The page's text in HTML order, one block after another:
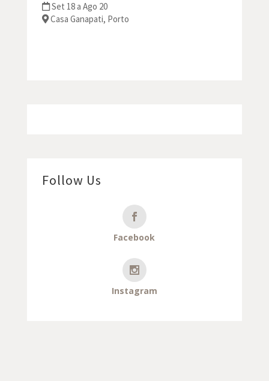
Set 18 a Ago 20
Casa Ganapati, Porto
Follow Us
Facebook
Instagram